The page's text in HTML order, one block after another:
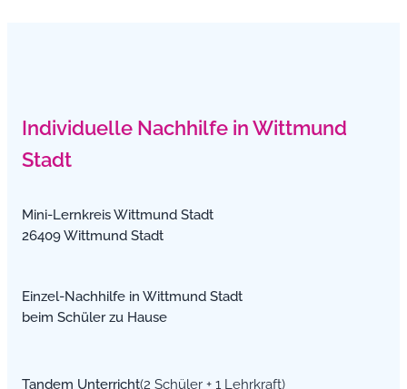
Individuelle Nachhilfe in Wittmund
Stadt
Mini-Lernkreis Wittmund Stadt
26409 Wittmund Stadt
Einzel-Nachhilfe in Wittmund Stadt
beim Schüler zu Hause
Tandem Unterricht(2 Schüler + 1 Lehrkraft)